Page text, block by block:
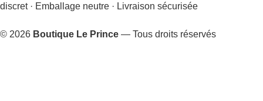
discret · Emballage neutre · Livraison sécurisée
© 2026 Boutique Le Prince — Tous droits réservés